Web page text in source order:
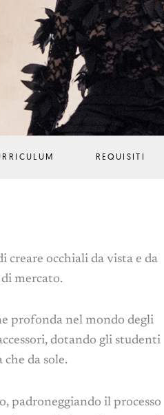
REQUISITI
creare occhiali da vista e da
mercato.
profonda nel mondo degli
dotando gli studenti
da sole.
padroneggiando il processo